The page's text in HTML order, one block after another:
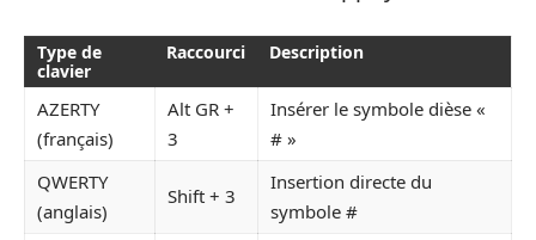
Type de
clavier
Raccourci Description
AZERTY
(français)
Alt GR +
3
Insérer le symbole dièse «
# »
QWERTY
(anglais)
Shift + 3
Insertion directe du
symbole #